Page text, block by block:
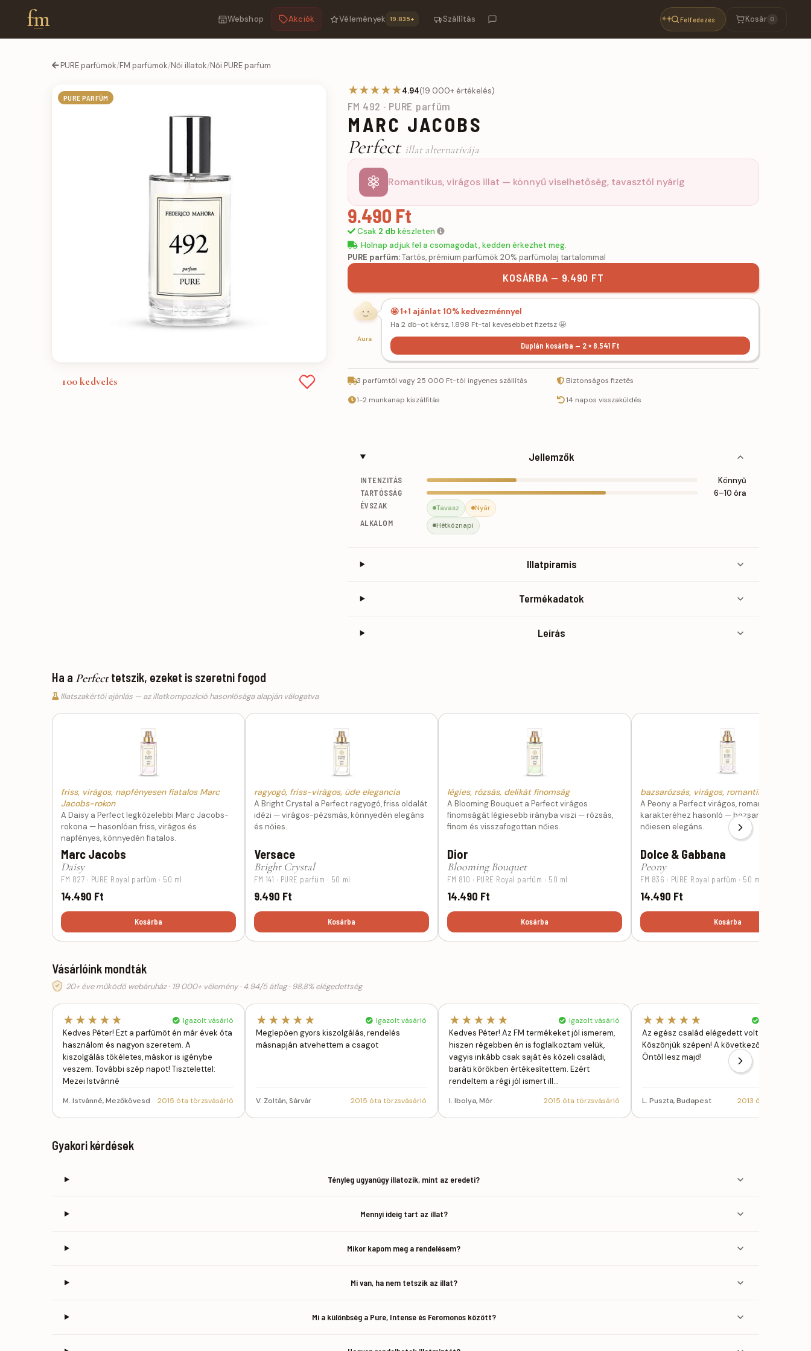
fm Webshop Akciók Vélemények 19.835+ Szállítás Felfedezés Kosár 0
PURE parfümök/FM parfümök/Női illatok/Női PURE parfüm
PURE PARFÜM
100kedvelés
★★★★★4.94(19 000+ értékelés)
FM 492 · PURE parfüm
MARC JACOBS
Perfect illat alternatívája
Romantikus, virágos illat — könnyű viselhetőség, tavasztól nyárig
9.490 Ft
Csak 2 db készleten
Holnap adjuk fel a csomagodat, kedden érkezhet meg.
PURE parfüm:Tartós, prémium parfümök 20% parfümolaj tartalommal
KOSÁRBA — 9.490 FT
Aura
🤩 1+1 ajánlat 10% kedvezménnyel
Ha 2 db-ot kérsz, 1.898 Ft-tal kevesebbet fizetsz 🤩
Duplán kosárba — 2 × 8.541 Ft
3 parfümtől vagy 25 000 Ft-tól ingyenes szállítás
Biztonságos fizetés
1-2 munkanap kiszállítás
14 napos visszaküldés
Jellemzők
INTENZITÁS Könnyű
TARTÓSSÁG 6–10 óra
ÉVSZAK Tavasz Nyár
ALKALOM Hétköznapi
Illatpiramis
Termékadatok
Leírás
Ha a Perfecttetszik, ezeket is szeretni fogod
Illatszakértői ajánlás — az illatkompozíció hasonlósága alapján válogatva
friss, virágos, napfényesen fiatalos Marc
Jacobs-rokon
A Daisy a Perfect legközelebbi Marc Jacobs-
rokona — hasonlóan friss, virágos és
napfényes, könnyedén fiatalos.
Marc Jacobs
Daisy
FM 827 · PURE Royal parfüm · 50 ml
14.490 Ft
Kosárba
ragyogó, friss-virágos, üde elegancia
A Bright Crystal a Perfect ragyogó, friss oldalát
idézi — virágos-pézsmás, könnyedén elegáns
és nőies.
Versace
Bright Crystal
FM 141 · PURE parfüm · 50 ml
9.490 Ft
Kosárba
légies, rózsás, delikát finomság
A Blooming Bouquet a Perfect virágos
finomságát légiesebb irányba viszi — rózsás,
finom és visszafogottan nőies.
Dior
Blooming Bouquet
FM 810 · PURE Royal parfüm · 50 ml
14.490 Ft
Kosárba
bazsarózsás, virágos, romantikus elegancia
A Peony a Perfect virágos, romantikus
karakteréhez hasonló — bazsarózsás, friss és
nőiesen elegáns.
Dolce & Gabbana
Peony
FM 836 · PURE Royal parfüm · 50 ml
14.490 Ft
Kosárba
Vásárlóink mondták
20+ éve működő webáruház · 19 000+ vélemény · 4.94/5 átlag · 98,8% elégedettség
★★★★★ Igazolt vásárló
Kedves Péter! Ezt a parfümöt én már évek óta
használom és nagyon szeretem. A
kiszolgálás tökéletes, máskor is igénybe
veszem. További szép napot! Tisztelettel:
Mezei Istvánné
M. Istvánné, Mezőkövesd 2015 óta törzsvásárló
★★★★★ Igazolt vásárló
Meglepően gyors kiszolgálás, rendelés
másnapján atvehettem a csagot
V. Zoltán, Sárvár 2015 óta törzsvásárló
★★★★★ Igazolt vásárló
Kedves Péter! Az FM termékeket jól ismerem,
hiszen régebben én is foglalkoztam velük,
vagyis inkább csak saját és közeli családi,
baráti körökben értékesítettem. Ezért
rendeltem a régi jól ismert ill…
I. Ibolya, Mór 2015 óta törzsvásárló
★★★★★
Az egész család elégedett volt mindennel.
Köszönjük szépen! A következő rendelés is
Öntől lesz majd!
L. Puszta, Budapest 2013 óta
Gyakori kérdések
Tényleg ugyanúgy illatozik, mint az eredeti?
Mennyi ideig tart az illat?
Mikor kapom meg a rendelésem?
Mi van, ha nem tetszik az illat?
Mi a különbség a Pure, Intense és Feromonos között?